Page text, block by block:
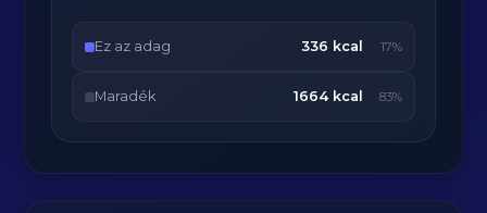
Ez az adag 336 kcal 17%
Maradék 1664 kcal 83%